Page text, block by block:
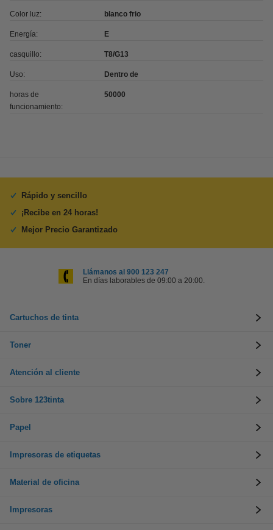
Color luz: blanco frio
Energía: E
casquillo: T8/G13
Uso: Dentro de
horas de
funcionamiento:
50000
Rápido y sencillo
¡Recibe en 24 horas!
Mejor Precio Garantizado
Llámanos al 900 123 247
En días laborables de 09:00 a 20:00.
Cartuchos de tinta
Toner
Atención al cliente
Sobre 123tinta
Papel
Impresoras de etiquetas
Material de oficina
Impresoras